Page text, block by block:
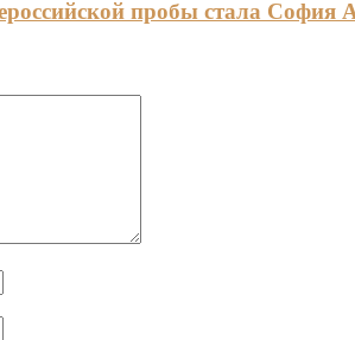
пробы стала София